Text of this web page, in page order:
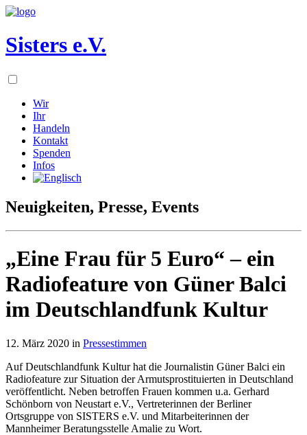
Sisters e.V.
Wir
Ihr
Handeln
Kontakt
Spenden
Infos
Neuigkeiten, Presse, Events
„Eine Frau für 5 Euro“ – ein
Radiofeature von Güner Balci
im Deutschlandfunk Kultur
12. März 2020 in Pressestimmen
Auf Deutschlandfunk Kultur hat die Journalistin Güner Balci ein
Radiofeature zur Situation der Armutsprostituierten in Deutschland
veröffentlicht. Neben betroffen Frauen kommen u.a. Gerhard
Schönborn von Neustart e.V., Vertreterinnen der Berliner
Ortsgruppe von SISTERS e.V. und Mitarbeiterinnen der
Mannheimer Beratungsstelle Amalie zu Wort.